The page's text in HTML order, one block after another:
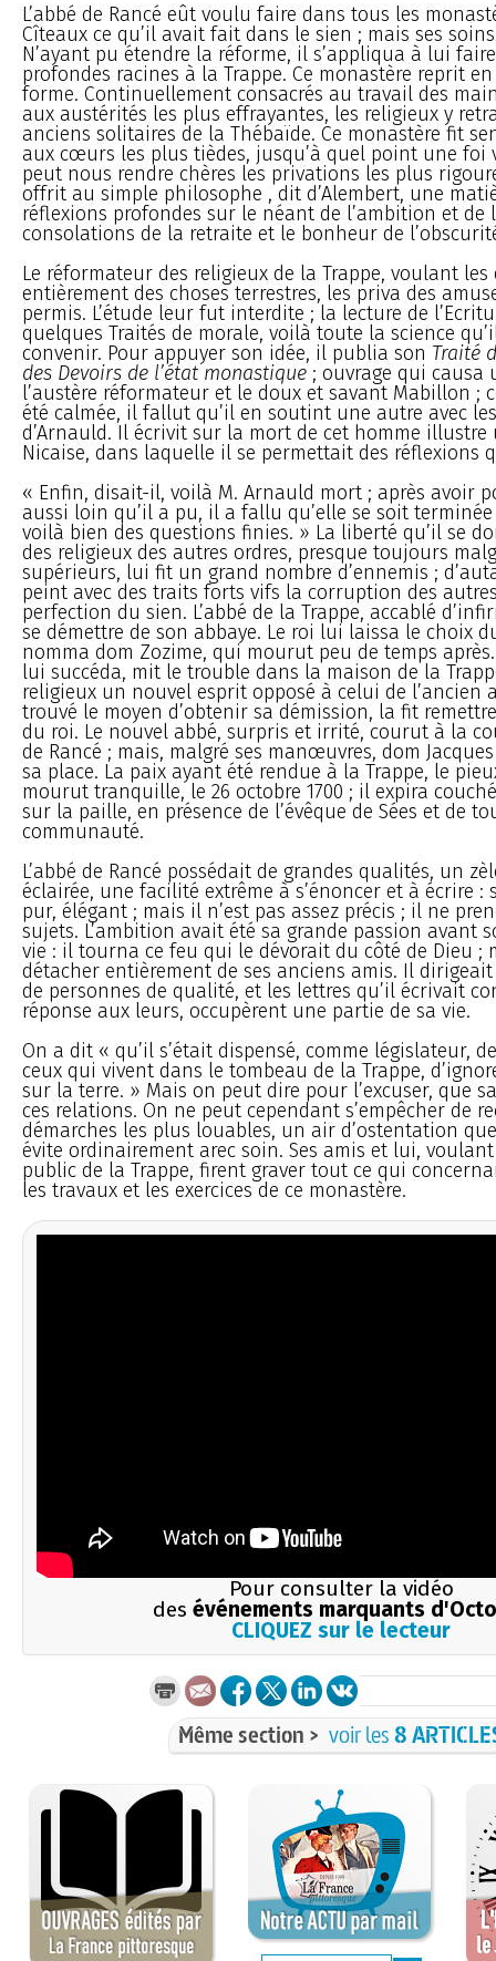
L’abbé de Rancé eût voulu faire dans tous les
Cîteaux ce qu’il avait fait dans le sien ; mais ses
N’ayant pu étendre la réforme, il s’appliqua à lui
profondes racines à la Trappe. Ce monastère reprit
forme. Continuellement consacrés au travail des
aux austérités les plus effrayantes, les religieux y
anciens solitaires de la Thébaïde. Ce monastère fit
aux cœurs les plus tièdes, jusqu’à quel point une foi
peut nous rendre chères les privations les plus
offrit au simple philosophe , dit d’Alembert, une
réflexions profondes sur le néant de l’ambition et de
consolations de la retraite et le bonheur de
Le réformateur des religieux de la Trappe, voulant les
entièrement des choses terrestres, les priva des
permis. L’étude leur fut interdite ; la lecture de
quelques Traités de morale, voilà toute la science
convenir. Pour appuyer son idée, il publia son Traité
des Devoirs de l’état monastique ; ouvrage qui causa
l’austère réformateur et le doux et savant Mabillon ;
été calmée, il fallut qu’il en soutint une autre avec
d’Arnauld. Il écrivit sur la mort de cet homme illustre
Nicaise, dans laquelle il se permettait des réflexions
« Enfin, disait-il, voilà M. Arnauld mort ; après avoir
aussi loin qu’il a pu, il a fallu qu’elle se soit
voilà bien des questions finies. » La liberté qu’il se
des religieux des autres ordres, presque toujours
supérieurs, lui fit un grand nombre d’ennemis ;
peint avec des traits forts vifs la corruption des
perfection du sien. L’abbé de la Trappe, accablé
se démettre de son abbaye. Le roi lui laissa le choix
nomma dom Zozime, qui mourut peu de temps
lui succéda, mit le trouble dans la maison de la
religieux un nouvel esprit opposé à celui de l’ancien
trouvé le moyen d’obtenir sa démission, la fit
du roi. Le nouvel abbé, surpris et irrité, courut à la
de Rancé ; mais, malgré ses manœuvres, dom
sa place. La paix ayant été rendue à la Trappe, le
mourut tranquille, le 26 octobre 1700 ; il expira
sur la paille, en présence de l’évêque de Sées et de
communauté.
L’abbé de Rancé possédait de grandes qualités, un
éclairée, une facilité extrême à s’énoncer et à écrire :
pur, élégant ; mais il n’est pas assez précis ; il ne
sujets. L’ambition avait été sa grande passion avant
vie : il tourna ce feu qui le dévorait du côté de Dieu ;
détacher entièrement de ses anciens amis. Il
de personnes de qualité, et les lettres qu’il écrivait
réponse aux leurs, occupèrent une partie de sa vie.
On a dit « qu’il s’était dispensé, comme législateur,
ceux qui vivent dans le tombeau de la Trappe,
sur la terre. » Mais on peut dire pour l’excuser, que
ces relations. On ne peut cependant s’empêcher de
démarches les plus louables, un air d’ostentation
évite ordinairement arec soin. Ses amis et lui,
public de la Trappe, firent graver tout ce qui
les travaux et les exercices de ce monastère.
Pour consulter la vidéo
des événements marquants
CLIQUEZ sur le lecteur
Même section > voir les8